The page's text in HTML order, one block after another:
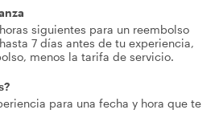
siguientes para un reembolso
7 días antes de tu experiencia,
menos la tarifa de servicio.
para una fecha y hora que te